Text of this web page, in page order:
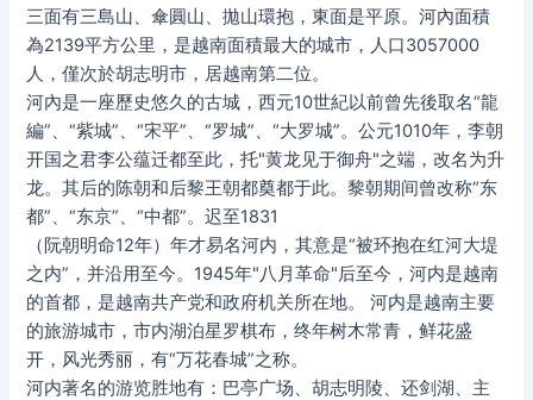
三面有三島山、傘圓山、拋山環抱，東面是平原。河內面積
為2139平方公里，是越南面積最大的城市，人口3057000
人，僅次於胡志明市，居越南第二位。
河內是一座歷史悠久的古城，西元10世紀以前曾先後取名“龍
編”、“紫城”、“宋平”、“罗城”、“大罗城”。公元1010年，李朝
开国之君李公蕴迁都至此，托"黄龙见于御舟"之端，改名为升
龙。其后的陈朝和后黎王朝都奠都于此。黎朝期间曾改称“东
都”、“东京”、“中都”。迟至1831
（阮朝明命12年）年才易名河内，其意是“被环抱在红河大堤
之内”，并沿用至今。1945年"八月革命"后至今，河内是越南
的首都，是越南共产党和政府机关所在地。 河内是越南主要
的旅游城市，市内湖泊星罗棋布，终年树木常青，鲜花盛
开，风光秀丽，有“万花春城”之称。
河内著名的游览胜地有：巴亭广场、胡志明陵、还剑湖、主